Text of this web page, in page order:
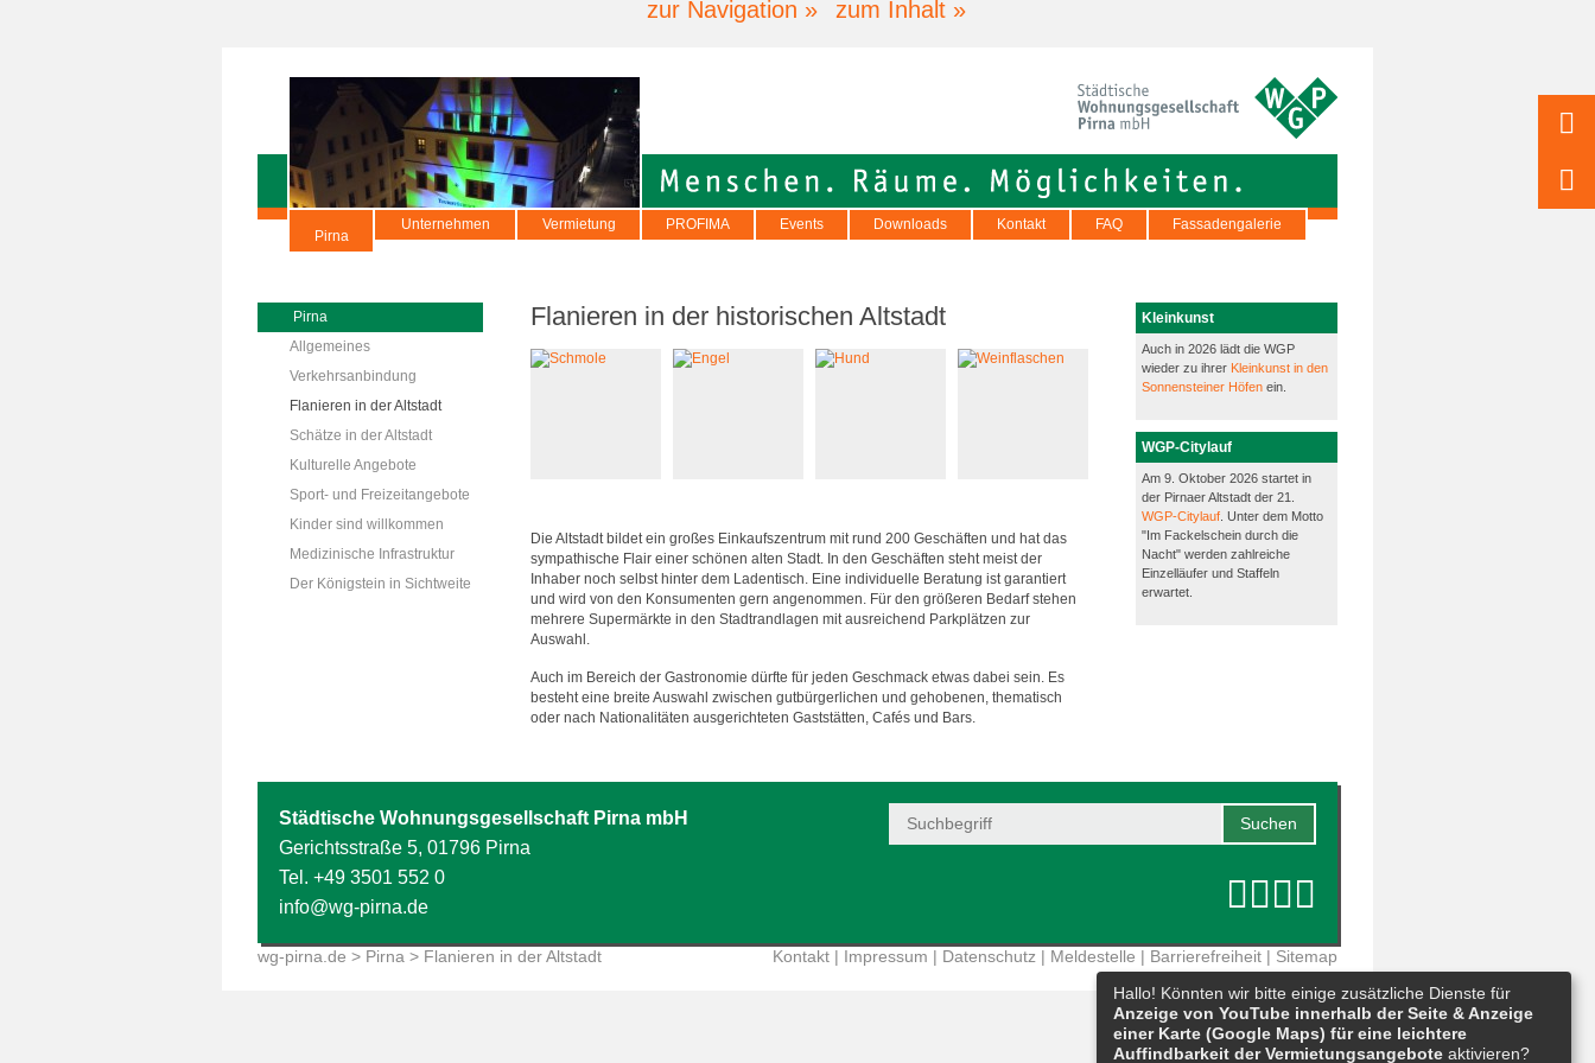
zur Navigation » zum Inhalt »
Pirna
Unternehmen Vermietung PROFIMA Events Downloads Kontakt FAQ Fassadengalerie
Pirna
Allgemeines
Verkehrsanbindung
Flanieren in der Altstadt
Schätze in der Altstadt
Kulturelle Angebote
Sport- und Freizeitangebote
Kinder sind willkommen
Medizinische Infrastruktur
Der Königstein in Sichtweite
Flanieren in der historischen Altstadt
Die Altstadt bildet ein großes Einkaufszentrum mit rund 200 Geschäften und hat das
sympathische Flair einer schönen alten Stadt. In den Geschäften steht meist der
Inhaber noch selbst hinter dem Ladentisch. Eine individuelle Beratung ist garantiert
und wird von den Konsumenten gern angenommen. Für den größeren Bedarf stehen
mehrere Supermärkte in den Stadtrandlagen mit ausreichend Parkplätzen zur
Auswahl.
Auch im Bereich der Gastronomie dürfte für jeden Geschmack etwas dabei sein. Es
besteht eine breite Auswahl zwischen gutbürgerlichen und gehobenen, thematisch
oder nach Nationalitäten ausgerichteten Gaststätten, Cafés und Bars.
Kleinkunst
Auch in 2026 lädt die WGP
wieder zu ihrer Kleinkunst in den
Sonnensteiner Höfen ein.
WGP-Citylauf
Am 9. Oktober 2026 startet in
der Pirnaer Altstadt der 21.
WGP-Citylauf . Unter dem Motto
"Im Fackelschein durch die
Nacht" werden zahlreiche
Einzelläufer und Staffeln
erwartet.
Städtische Wohnungsgesellschaft Pirna mbH
Gerichtsstraße 5, 01796 Pirna
Tel. +49 3501 552 0
info@wg-pirna.de
wg-pirna.de > Pirna > Flanieren in der Altstadt Kontakt | Impressum | Datenschutz | Meldestelle | Barrierefreiheit | Sitemap
Hallo! Könnten wir bitte einige zusätzliche Dienste für
Anzeige von YouTube innerhalb der Seite & Anzeige
einer Karte (Google Maps) für eine leichtere
Auffindbarkeit der Vermietungsangebote aktivieren?